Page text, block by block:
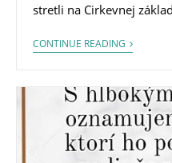
stretli na Cirkevnej
CONTINUE READING